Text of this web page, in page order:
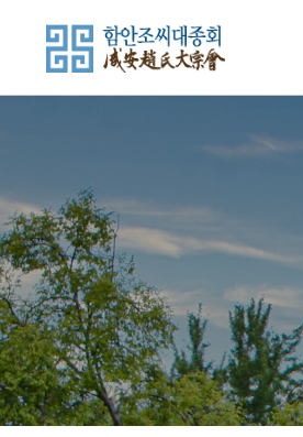
시조와본관유래
시조원윤공사적
설단의
위치도
고유문
신도비
비음기
단문집록
자료실